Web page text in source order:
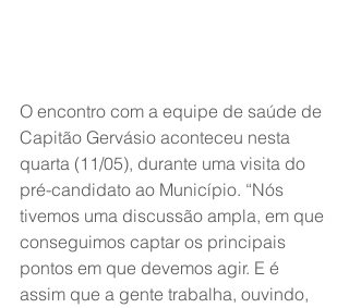
O encontro com a equipe de saúde de
Capitão Gervásio aconteceu nesta
quarta (11/05), durante uma visita do
pré-candidato ao Município. “Nós
tivemos uma discussão ampla, em que
conseguimos captar os principais
pontos em que devemos agir. E é
assim que a gente trabalha, ouvindo,